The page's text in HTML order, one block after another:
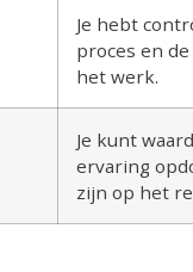
Je hebt
proces en
het werk.
Je kunt
ervaring
zijn op het